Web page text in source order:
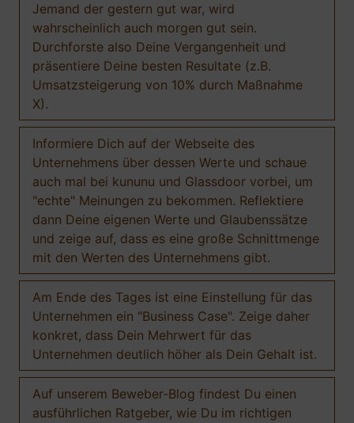
Jemand der gestern gut war, wird
wahrscheinlich auch morgen gut sein.
Durchforste also Deine Vergangenheit und
präsentiere Deine besten Resultate (z.B.
Umsatzsteigerung von 10% durch Maßnahme
X).
Informiere Dich auf der Webseite des
Unternehmens über dessen Werte und schaue
auch mal bei kununu und Glassdoor vorbei, um
"echte" Meinungen zu bekommen. Reflektiere
dann Deine eigenen Werte und Glaubenssätze
und zeige auf, dass es eine große Schnittmenge
mit den Werten des Unternehmens gibt.
Am Ende des Tages ist eine Einstellung für das
Unternehmen ein "Business Case". Zeige daher
konkret, dass Dein Mehrwert für das
Unternehmen deutlich höher als Dein Gehalt ist.
Auf unserem Beweber-Blog findest Du einen
ausführlichen Ratgeber, wie Du im richtigen